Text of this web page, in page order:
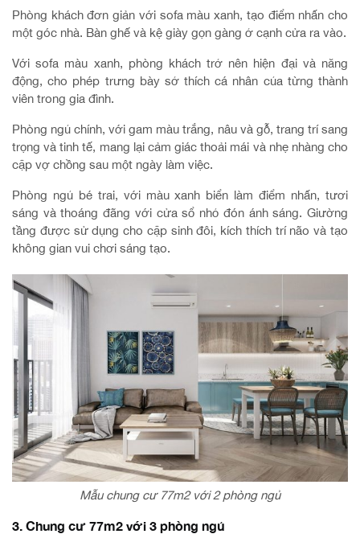
Phòng khách đơn giản với sofa màu xanh, tạo điểm nhấn cho
một góc nhà. Bàn ghế và kệ giày gọn gàng ở cạnh cửa ra vào.
Với sofa màu xanh, phòng khách trở nên hiện đại và năng
động, cho phép trưng bày sở thích cá nhân của từng thành
viên trong gia đình.
Phòng ngủ chính, với gam màu trắng, nâu và gỗ, trang trí sang
trọng và tinh tế, mang lại cảm giác thoải mái và nhẹ nhàng cho
cặp vợ chồng sau một ngày làm việc.
Phòng ngủ bé trai, với màu xanh biển làm điểm nhấn, tươi
sáng và thoáng đãng với cửa sổ nhỏ đón ánh sáng. Giường
tầng được sử dụng cho cặp sinh đôi, kích thích trí não và tạo
không gian vui chơi sáng tạo.
Mẫu chung cư 77m2 với 2 phòng ngủ
3. Chung cư 77m2 với 3 phòng ngủ